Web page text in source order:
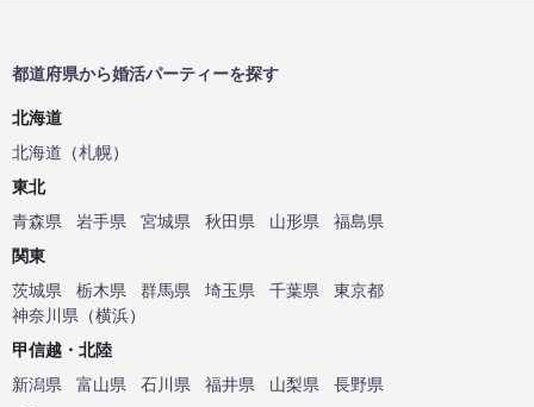
都道府県から婚活パーティーを探す
北海道
北海道 （札幌）
東北
青森県
岩手県 宮城県 秋田県 山形県
福島県
関東
茨城県
栃木県 群馬県 埼玉県 千葉県
東京都
神奈川県 （横浜）
甲信越・北陸
新潟県
富山県 石川県 福井県 山梨県
長野県